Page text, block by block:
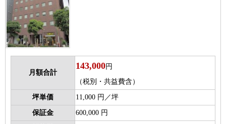
月額合計
143,000円
（税別・共益費含）
坪単価 11,000 円／坪
保証金 600,000 円